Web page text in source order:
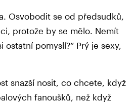
Osvobodit se od předsudků,
protože by se mělo. Nemít
ostatní pomyslí?“ Prý je sexy,
snazší nosit, co chcete, když
fanoušků, než když